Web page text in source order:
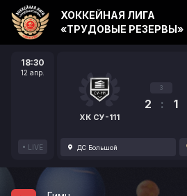
18:30
12 апр.
LIVE
ХК СУ-111
3
2 : 1
ДС Большой
ХОККЕЙНАЯ ЛИГА
«ТРУДОВЫЕ РЕЗЕРВЫ»